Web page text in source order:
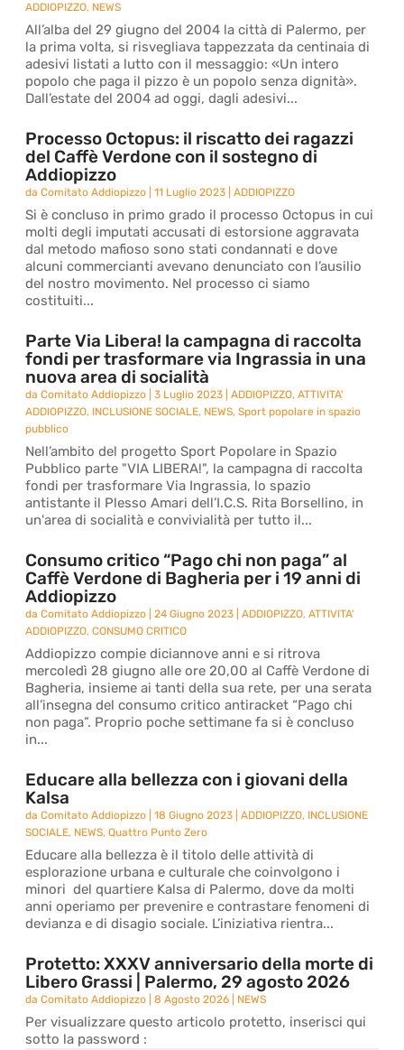
ADDIOPIZZO, NEWS
All’alba del 29 giugno del 2004 la città di Palermo, per
la prima volta, si risvegliava tappezzata da centinaia di
adesivi listati a lutto con il messaggio: «Un intero
popolo che paga il pizzo è un popolo senza dignità».
Dall’estate del 2004 ad oggi, dagli adesivi...
Processo Octopus: il riscatto dei ragazzi
del Caffè Verdone con il sostegno di
Addiopizzo
daComitato Addiopizzo |11 Luglio 2023 |ADDIOPIZZO
Si è concluso in primo grado il processo Octopus in cui
molti degli imputati accusati di estorsione aggravata
dal metodo mafioso sono stati condannati e dove
alcuni commercianti avevano denunciato con l’ausilio
del nostro movimento. Nel processo ci siamo
costituiti...
Parte Via Libera! la campagna di raccolta
fondi per trasformare via Ingrassia in una
nuova area di socialità
daComitato Addiopizzo |3 Luglio 2023 |ADDIOPIZZO,ATTIVITA'
ADDIOPIZZO, INCLUSIONE SOCIALE, NEWS,Sport popolare in spazio
pubblico
Nell’ambito del progetto Sport Popolare in Spazio
Pubblico parte "VIA LIBERA!", la campagna di raccolta
fondi per trasformare Via Ingrassia, lo spazio
antistante il Plesso Amari dell’I.C.S. Rita Borsellino, in
un'area di socialità e convivialità per tutto il...
Consumo critico “Pago chi non paga” al
Caffè Verdone di Bagheria per i 19 anni di
Addiopizzo
daComitato Addiopizzo |24 Giugno 2023 |ADDIOPIZZO,ATTIVITA'
ADDIOPIZZO,CONSUMO CRITICO
Addiopizzo compie diciannove anni e si ritrova
mercoledì 28 giugno alle ore 20,00 al Caffè Verdone di
Bagheria, insieme ai tanti della sua rete, per una serata
all’insegna del consumo critico antiracket “Pago chi
non paga”. Proprio poche settimane fa si è concluso
in...
Educare alla bellezza con i giovani della
Kalsa
daComitato Addiopizzo |18 Giugno 2023 |ADDIOPIZZO, INCLUSIONE
SOCIALE, NEWS,Quattro Punto Zero
Educare alla bellezza è il titolo delle attività di
esplorazione urbana e culturale che coinvolgono i
minori del quartiere Kalsa di Palermo, dove da molti
anni operiamo per prevenire e contrastare fenomeni di
devianza e di disagio sociale. L’iniziativa rientra...
Protetto: XXXV anniversario della morte di
Libero Grassi | Palermo, 29 agosto 2026
daComitato Addiopizzo |8 Agosto 2026 NEWS
Per visualizzare questo articolo protetto, inserisci qui
sotto la password :